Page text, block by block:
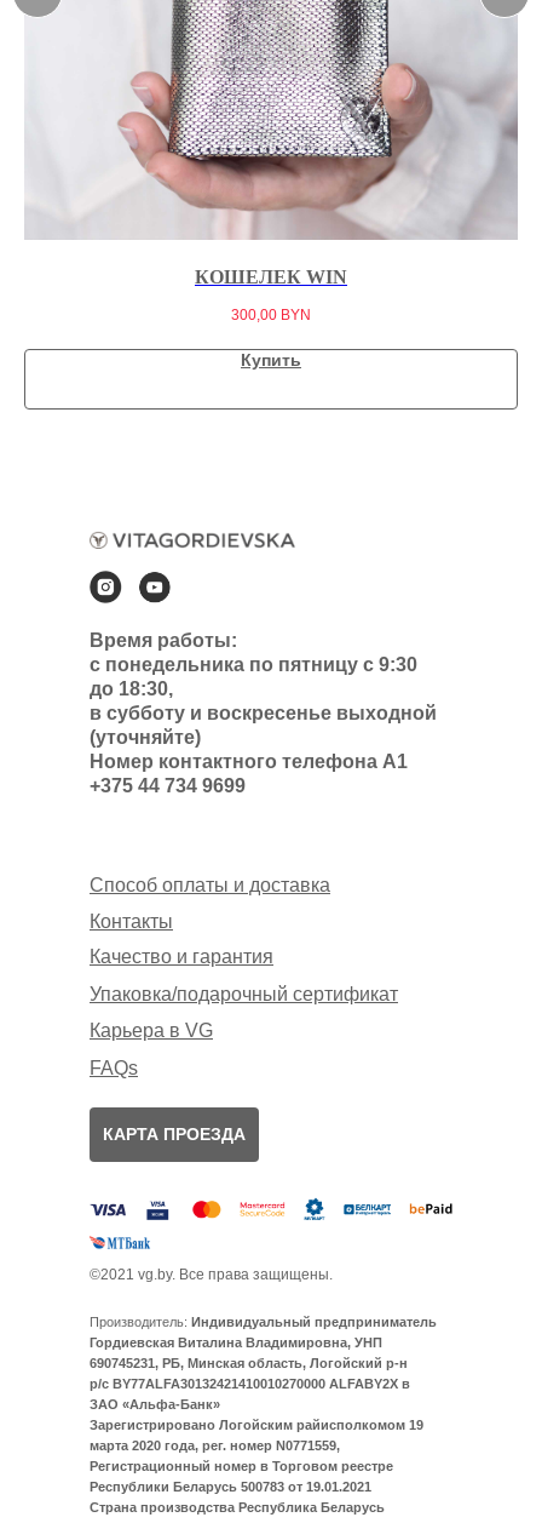
КОШЕЛЕК WIN
300,00 BYN
Купить
Время работы:
с понедельника по пятницу с 9:30
до 18:30,
в субботу и воскресенье выходной
(уточняйте)
Номер контактного телефона А1
+375 44 734 9699
Производитель: Индивидуальный предприниматель
Гордиевская Виталина Владимировна, УНП
690745231, РБ, Минская область, Логойский р-н
р/с BY77ALFA30132421410010270000 ALFABY2X в
ЗАО «Альфа-Банк»
Зарегистрировано Логойским райисполкомом 19
марта 2020 года, рег. номер N0771559,
Регистрационный номер в Торговом реестре
Республики Беларусь 500783 от 19.01.2021
Страна производства Республика Беларусь
Способ оплаты и доставка
Контакты
КАРТА ПРОЕЗДА
Упаковка/подарочный сертификат
FAQs
Карьера в VG
©2021 vg.by. Все права защищены.
Качество и гарантия